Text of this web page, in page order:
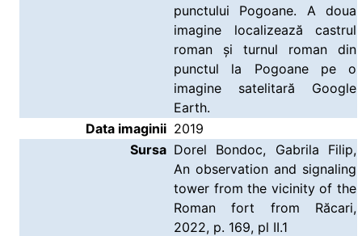
punctului Pogoane. A doua
imagine localizează castrul
roman și turnul roman din
punctul la Pogoane pe o
imagine satelitară Google
Earth.
Data imaginii 2019
Sursa Dorel Bondoc, Gabrila Filip,
An observation and signaling
tower from the vicinity of the
Roman fort from Răcari,
2022, p. 169, pl II.1